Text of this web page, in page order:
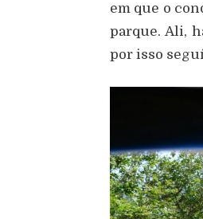
em que o
parque. Ali,
por isso